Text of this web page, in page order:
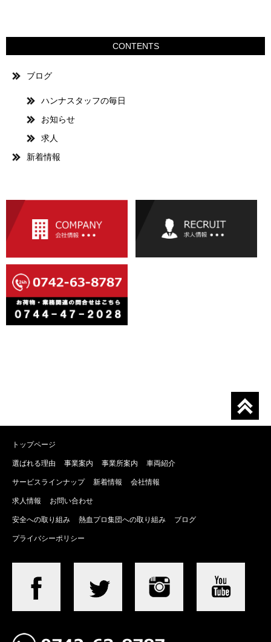
CONTENTS
ブログ
ハンナスタッフの毎日
お知らせ
求人
新着情報
トップページ
選ばれる理由 事業案内 事業所案内 車両紹介
サービスラインナップ 新着情報 会社情報
求人情報 お問い合わせ
安全への取り組み 熱血プロ集団への取り組み ブログ
プライバシーポリシー